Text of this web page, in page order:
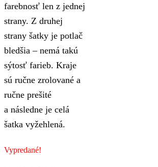
farebnosť len z jednej
strany. Z druhej
strany šatky je potlač
bledšia – nemá takú
sýtosť farieb. Kraje
sú ručne zrolované a
ručne prešité
a následne je celá
šatka vyžehlená.
Vypredané!